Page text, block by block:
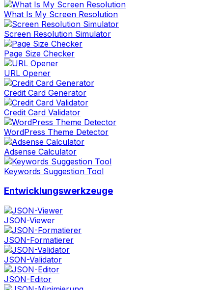
What Is My Screen Resolution
Screen Resolution Simulator
Page Size Checker
URL Opener
Credit Card Generator
Credit Card Validator
WordPress Theme Detector
Adsense Calculator
Keywords Suggestion Tool
Entwicklungswerkzeuge
JSON-Viewer
JSON-Formatierer
JSON-Validator
JSON-Editor